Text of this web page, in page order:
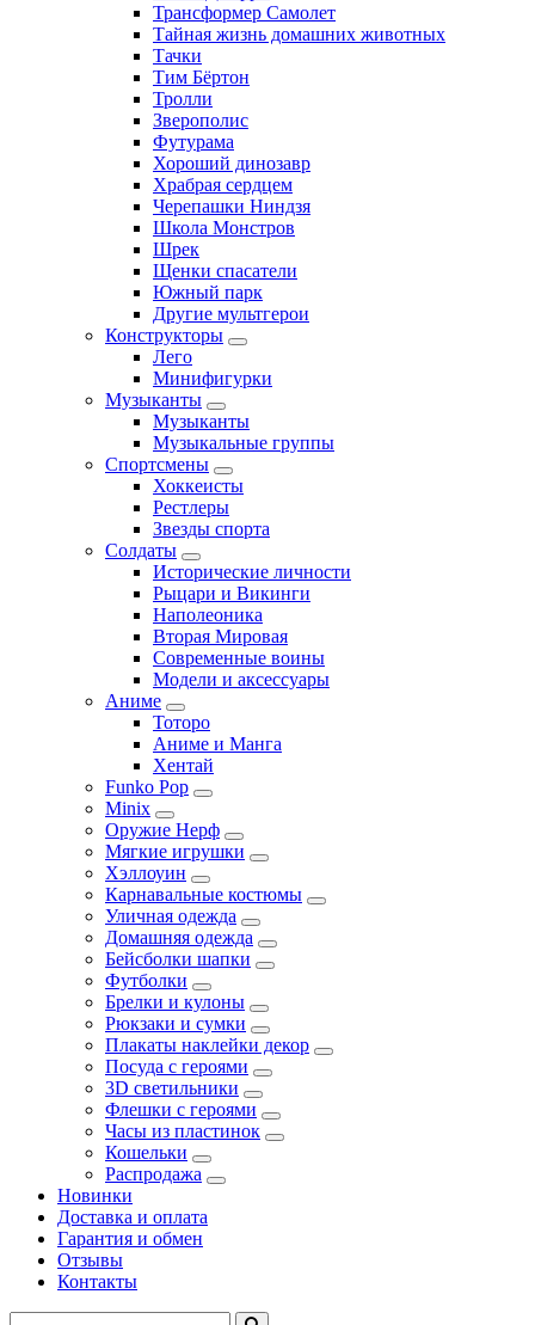
Трансформер Самолет
Тайная жизнь домашних животных
Тачки
Тим Бёртон
Тролли
Зверополис
Футурама
Хороший динозавр
Храбрая сердцем
Черепашки Ниндзя
Школа Монстров
Шрек
Щенки спасатели
Южный парк
Другие мультгерои
Конструкторы
Лего
Минифигурки
Музыканты
Музыканты
Музыкальные группы
Спортсмены
Хоккеисты
Рестлеры
Звезды спорта
Солдаты
Исторические личности
Рыцари и Викинги
Наполеоника
Вторая Мировая
Современные воины
Модели и аксессуары
Аниме
Тоторо
Аниме и Манга
Хентай
Funko Pop
Minix
Оружие Нерф
Мягкие игрушки
Хэллоуин
Карнавальные костюмы
Уличная одежда
Домашняя одежда
Бейсболки шапки
Футболки
Брелки и кулоны
Рюкзаки и сумки
Плакаты наклейки декор
Посуда с героями
3D светильники
Флешки с героями
Часы из пластинок
Кошельки
Распродажа
Новинки
Доставка и оплата
Гарантия и обмен
Отзывы
Контакты